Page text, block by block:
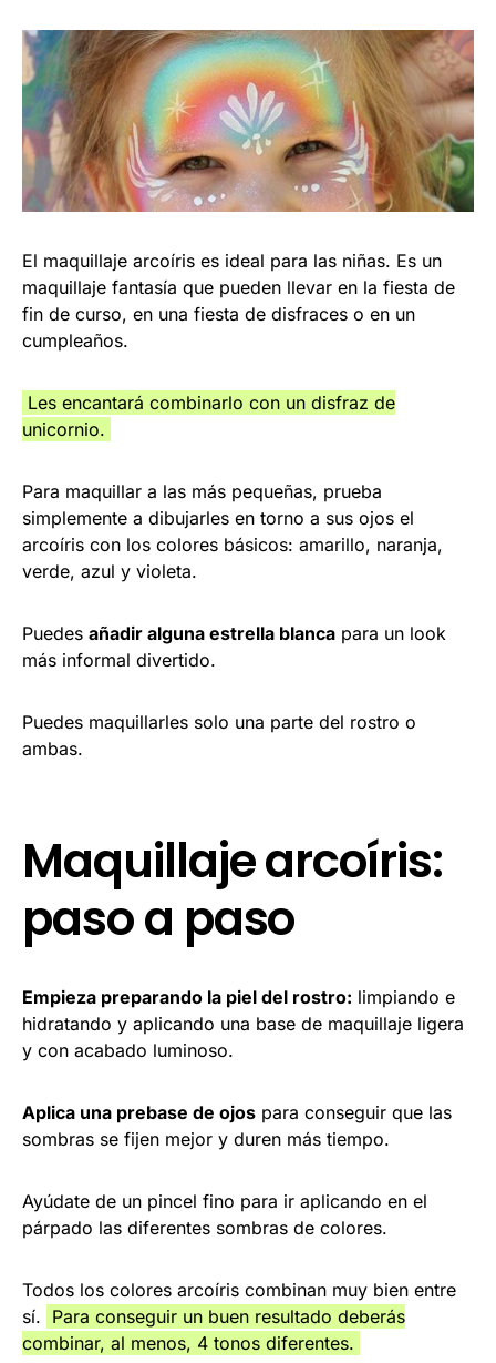
El maquillaje arcoíris es ideal para las niñas. Es un
maquillaje fantasía que pueden llevar en la fiesta de
fin de curso, en una fiesta de disfraces o en un
cumpleaños.
Les encantará combinarlo con un disfraz de
unicornio.
Para maquillar a las más pequeñas, prueba
simplemente a dibujarles en torno a sus ojos el
arcoíris con los colores básicos: amarillo, naranja,
verde, azul y violeta.
Puedes añadir alguna estrella blanca para un look
más informal divertido.
Puedes maquillarles solo una parte del rostro o
ambas.
Maquillaje arcoíris:
paso a paso
Empieza preparando la piel del rostro: limpiando e
hidratando y aplicando una base de maquillaje ligera
y con acabado luminoso.
Aplica una prebase de ojos para conseguir que las
sombras se fijen mejor y duren más tiempo.
Ayúdate de un pincel fino para ir aplicando en el
párpado las diferentes sombras de colores.
Todos los colores arcoíris combinan muy bien entre
sí. Para conseguir un buen resultado deberás
combinar, al menos, 4 tonos diferentes.